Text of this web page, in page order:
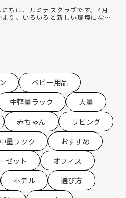
納編
にちは、ルミナスクラブです。4月
まり、いろいろと新しい環境にな
ベビー用品
中軽量ラック
大量
赤ちゃん
リビング
中量ラック
おすすめ
ゼット
オフィス
ホテル
選び方